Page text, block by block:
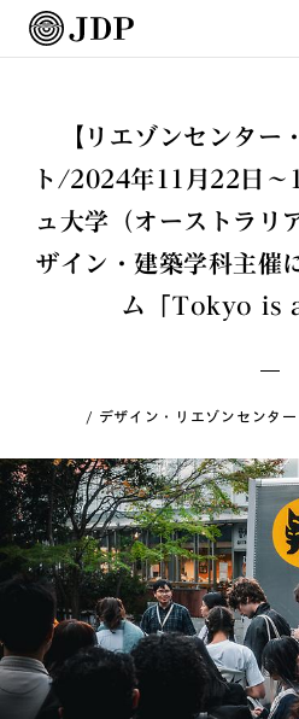
【リエゾンセンター
ト/2024年11月22日〜
ュ大学（オーストラリ
ザイン・建築学科主催
ム「Tokyo is
デザイン・リエゾンセンター